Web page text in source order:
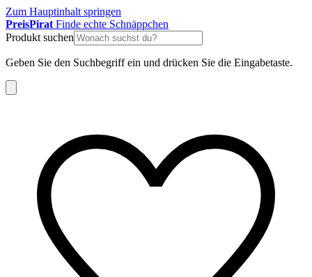
Zum Hauptinhalt springen
PreisPirat Finde echte Schnäppchen
Produkt suchen
Geben Sie den Suchbegriff ein und drücken Sie die Eingabetaste.